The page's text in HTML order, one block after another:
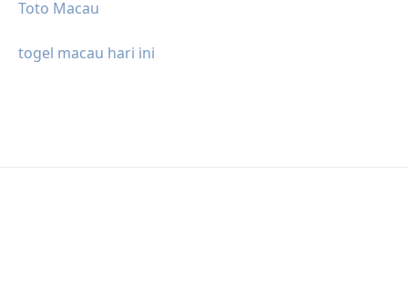
Toto Macau
togel macau hari ini